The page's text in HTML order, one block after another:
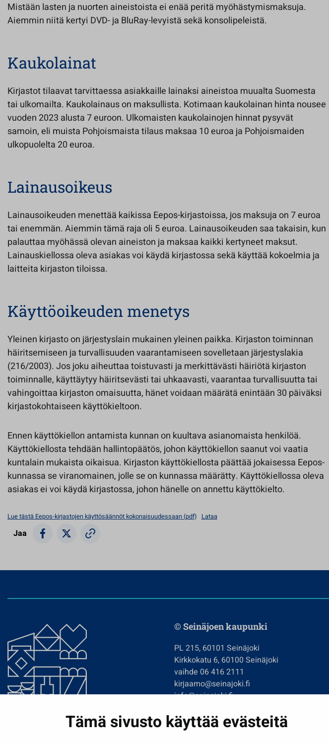
Tämä sivusto käyttää evästeitä
Mistään lasten ja nuorten aineistoista ei enää peritä myöhästymismaksuja.
Aiemmin niitä kertyi DVD- ja BluRay-levyistä sekä konsolipeleistä.
Kaukolainat
Kirjastot tilaavat tarvittaessa asiakkaille lainaksi aineistoa muualta Suomesta
tai ulkomailta. Kaukolainaus on maksullista. Kotimaan kaukolainan hinta nousee
vuoden 2023 alusta 7 euroon. Ulkomaisten kaukolainojen hinnat pysyvät
samoin, eli muista Pohjoismaista tilaus maksaa 10 euroa ja Pohjoismaiden
ulkopuolelta 20 euroa.
Lainausoikeus
Lainausoikeuden menettää kaikissa Eepos-kirjastoissa, jos maksuja on 7 euroa
tai enemmän. Aiemmin tämä raja oli 5 euroa. Lainausoikeuden saa takaisin, kun
palauttaa myöhässä olevan aineiston ja maksaa kaikki kertyneet maksut.
Lainauskiellossa oleva asiakas voi käydä kirjastossa sekä käyttää kokoelmia ja
laitteita kirjaston tiloissa.
Käyttöoikeuden menetys
Yleinen kirjasto on järjestyslain mukainen yleinen paikka. Kirjaston toiminnan
häiritsemiseen ja turvallisuuden vaarantamiseen sovelletaan järjestyslakia
(216/2003). Jos joku aiheuttaa toistuvasti ja merkittävästi häiriötä kirjaston
toiminnalle, käyttäytyy häiritsevästi tai uhkaavasti, vaarantaa turvallisuutta tai
vahingoittaa kirjaston omaisuutta, hänet voidaan määrätä enintään 30 päiväksi
kirjastokohtaiseen käyttökieltoon.
Ennen käyttökiellon antamista kunnan on kuultava asianomaista henkilöä.
Käyttökiellosta tehdään hallintopäätös, johon käyttökiellon saanut voi vaatia
kuntalain mukaista oikaisua. Kirjaston käyttökiellosta päättää jokaisessa Eepos-
kunnassa se viranomainen, jolle se on kunnassa määrätty. Käyttökiellossa oleva
asiakas ei voi käydä kirjastossa, johon hänelle on annettu käyttökielto.
Lue tästä Eepos-kirjastojen käyttösäännöt kokonaisuudessaan (pdf) Lataa
Jaa
© Seinäjoen kaupunki
PL 215, 60101 Seinäjoki
Kirkkokatu 6, 60100 Seinäjoki
vaihde 06 416 2111
kirjaamo@seinajoki.fi
info@seinajoki.fi
Tilaa uutiskirje